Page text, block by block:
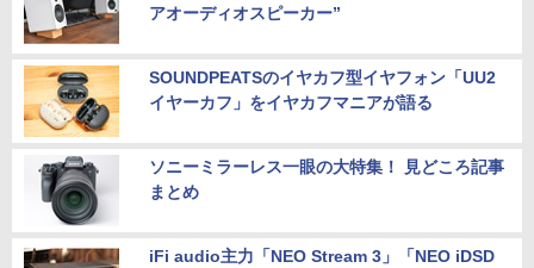
アオーディオスピーカー”
SOUNDPEATSのイヤカフ型イヤフォン「UU2
イヤーカフ」をイヤカフマニアが語る
ソニーミラーレス一眼の大特集！ 見どころ記事
まとめ
iFi audio主力「NEO Stream 3」「NEO iDSD